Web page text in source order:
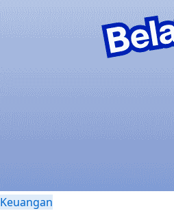
Keuangan